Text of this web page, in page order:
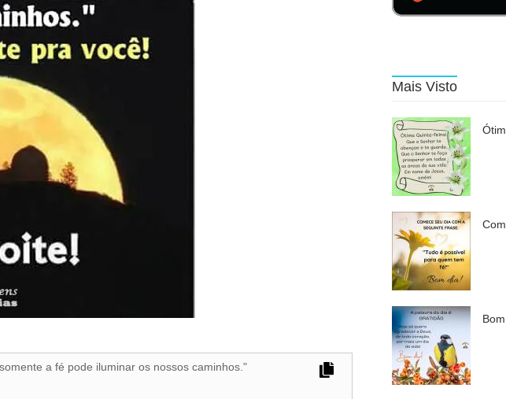
a fé pode iluminar os nossos caminhos."
Mais Visto